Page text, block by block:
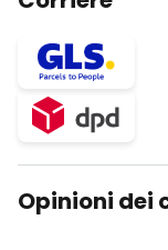
Opinioni dei